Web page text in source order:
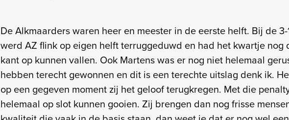
De Alkmaarders waren heer en meester in de eerste helft. Bij de
werd AZ flink op eigen helft terruggeduwd en had het kwartje nog
kant op kunnen vallen. Ook Martens was er nog niet helemaal
hebben terecht gewonnen en dit is een terechte uitslag denk ik.
op een gegeven moment zij het geloof terugkregen. Met die
helemaal op slot kunnen gooien. Zij brengen dan nog frisse